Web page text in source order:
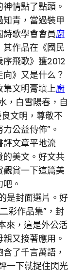
情點了點頭。
青，當過裝甲
詩歌學會會員廚
其作品在《國民
飛歌》獲2012
》又是什么？
集文明膏壤上廚
，白雪陽春，自
文明，尊敬不
公益傳佈”。
評文章平地流
的美文。好文共
賞一下這篇美
。
是封面選片。好
彩作品集”，封
來，這是外公活
又接著應用。
了千言萬語，
一下就捉住閃光